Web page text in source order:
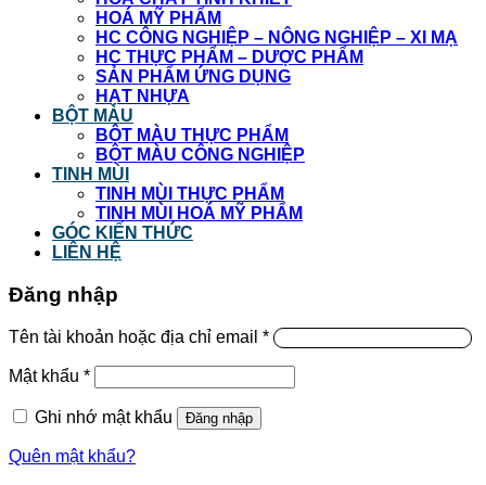
HOÁ MỸ PHẨM
HC CÔNG NGHIỆP – NÔNG NGHIỆP – XI MẠ
HC THỰC PHẨM – DƯỢC PHẨM
SẢN PHẨM ỨNG DỤNG
HẠT NHỰA
BỘT MÀU
BỘT MÀU THỰC PHẨM
BỘT MÀU CÔNG NGHIỆP
TINH MÙI
TINH MÙI THỰC PHẨM
TINH MÙI HOÁ MỸ PHẨM
GÓC KIẾN THỨC
LIÊN HỆ
Đăng nhập
Tên tài khoản hoặc địa chỉ email *
Mật khẩu *
Ghi nhớ mật khẩu Đăng nhập
Quên mật khẩu?